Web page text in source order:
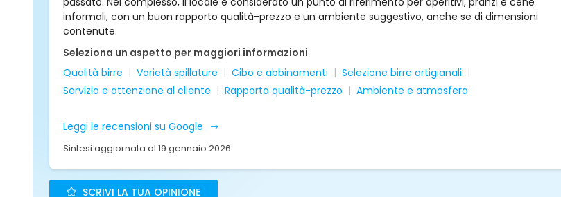
informali, con un buon rapporto qualità-prezzo e un ambiente suggestivo, anche se di dimensioni
contenute.
Seleziona un aspetto per maggiori informazioni
Qualità birre
Varietà spillature Cibo e abbinamenti
Selezione birre artigianali
Servizio e attenzione al cliente
Rapporto qualità-prezzo Ambiente e atmosfera
Leggi le recensioni su Google
Sintesi aggiornata al 19 gennaio 2026
SCRIVI LA TUA OPINIONE